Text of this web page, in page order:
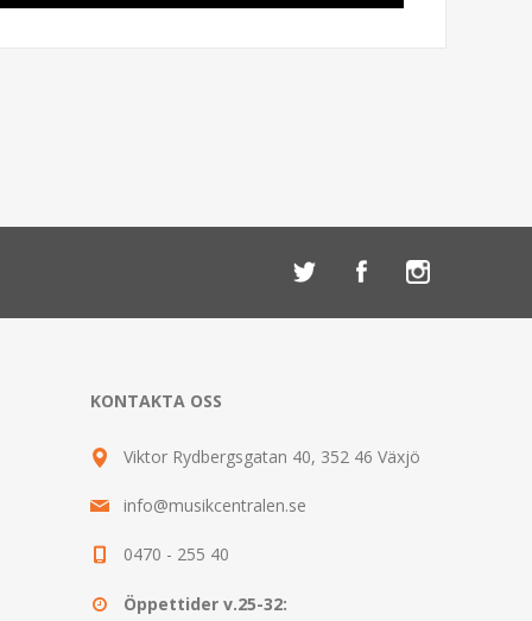
KONTAKTA OSS
Viktor Rydbergsgatan 40, 352 46 Växjö
info@musikcentralen.se
0470 - 255 40
Öppettider v.25-32: